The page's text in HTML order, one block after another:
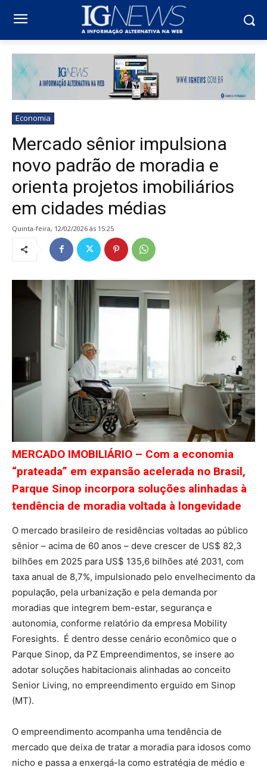
Economia
Mercado sênior impulsiona
novo padrão de moradia e
orienta projetos imobiliários
em cidades médias
quinta-feira, 12/02/2026 ás 15:25
MERCADO IMOBILIÁRIO – Com a economia
“prateada” em expansão acelerada no Brasil,
Parque Sinop incorpora soluções alinhadas à
tendência de moradia voltada à longevidade
O mercado brasileiro de residências voltadas ao público
sênior – acima de 60 anos – deve crescer de US$ 82,3
bilhões em 2025 para US$ 135,6 bilhões até 2031, com
taxa anual de 8,7%, impulsionado pelo envelhecimento da
população, pela urbanização e pela demanda por
moradias que integrem bem-estar, segurança e
autonomia, conforme relatório da empresa Mobility
Foresights. É dentro desse cenário econômico que o
Parque Sinop, da PZ Empreendimentos, se insere ao
adotar soluções habitacionais alinhadas ao conceito
Senior Living, no empreendimento erguido em Sinop
(MT).
O empreendimento acompanha uma tendência de
mercado que deixa de tratar a moradia para idosos como
nicho e passa a enxergá-la como estratégia de médio e